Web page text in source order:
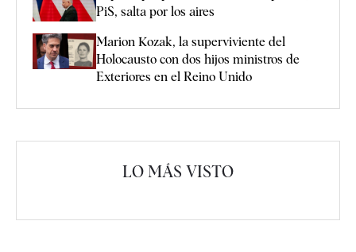
PiS, salta por los aires
Marion Kozak, la superviviente del
Holocausto con dos hijos ministros de
Exteriores en el Reino Unido
LO MÁS VISTO